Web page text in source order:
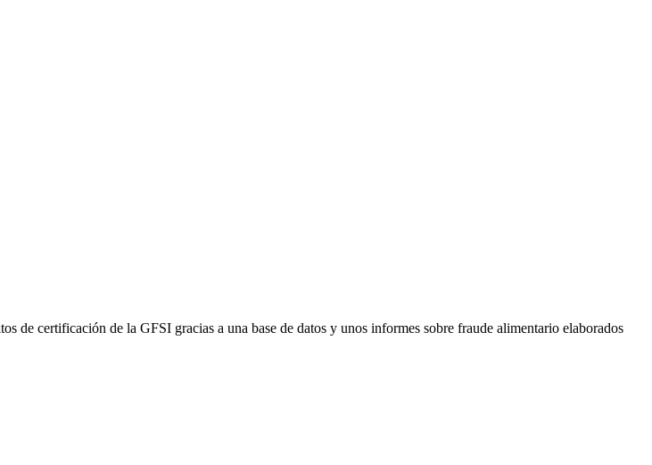
de certificación de la GFSI gracias a una base de datos y unos informes sobre fraude alimentario elaborados